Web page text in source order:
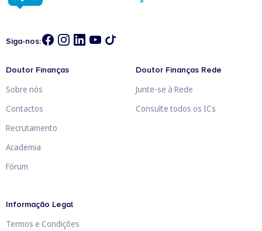
Siga-nos:
Doutor Finanças
Sobre nós
Contactos
Recrutamento
Academia
Fórum
Doutor Finanças Rede
Junte-se à Rede
Consulte todos os ICs
Informação Legal
Termos e Condições